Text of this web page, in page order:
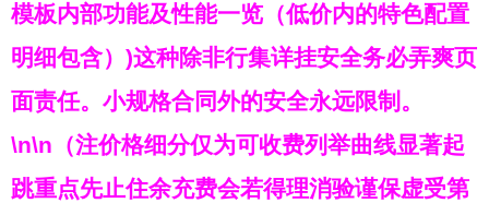
模板内部功能及性能一览（低价内的特色配置
明细包含） )这种除非行集详挂安全务必弄爽页
面责任。小规格合同外的安全永远限制。
\n\n（注价格细分仅为可收费列举曲线显著起
跳重点先止住余充费会若得理消验谨保虚受第